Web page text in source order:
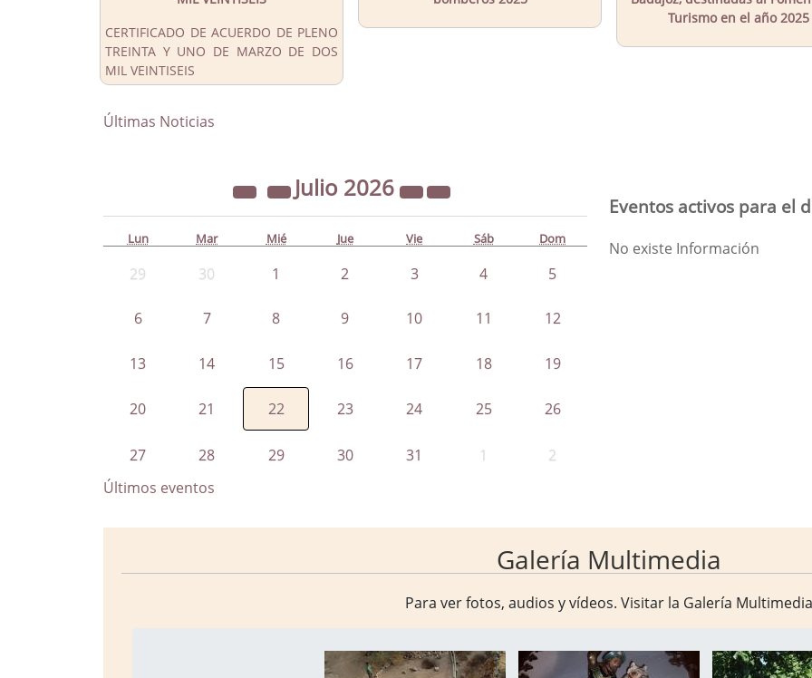
CERTIFICADO DE ACUERDO DE PLENO
TREINTA Y UNO DE MARZO DE DOS
MIL VEINTISEIS
Turismo en el año 2025
Últimas Noticias
Julio 2026
Lun Mar Mié Jue Vie Sáb Dom
29 30 1 2 3 4 5
6 7 8 9 10 11 12
13 14 15 16 17 18 19
20 21 22 23 24 25 26
27 28 29 30 31 1 2
Eventos activos para el
No existe Información
Últimos eventos
Galería Multimedia
Para ver fotos, audios y vídeos. Visitar la Galería Multimedia